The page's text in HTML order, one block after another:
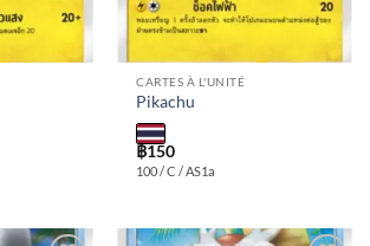
CARTES À L'UNITÉ
Pikachu
฿150
100 / C / AS1a